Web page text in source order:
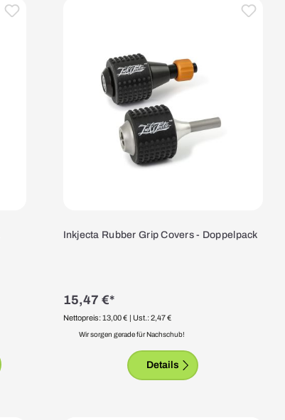
Inkjecta Rubber Grip Covers - Doppelpack
15,47 €*
Nettopreis: 13,00 € | Ust.: 2,47 €
Wir sorgen gerade für Nachschub!
Details